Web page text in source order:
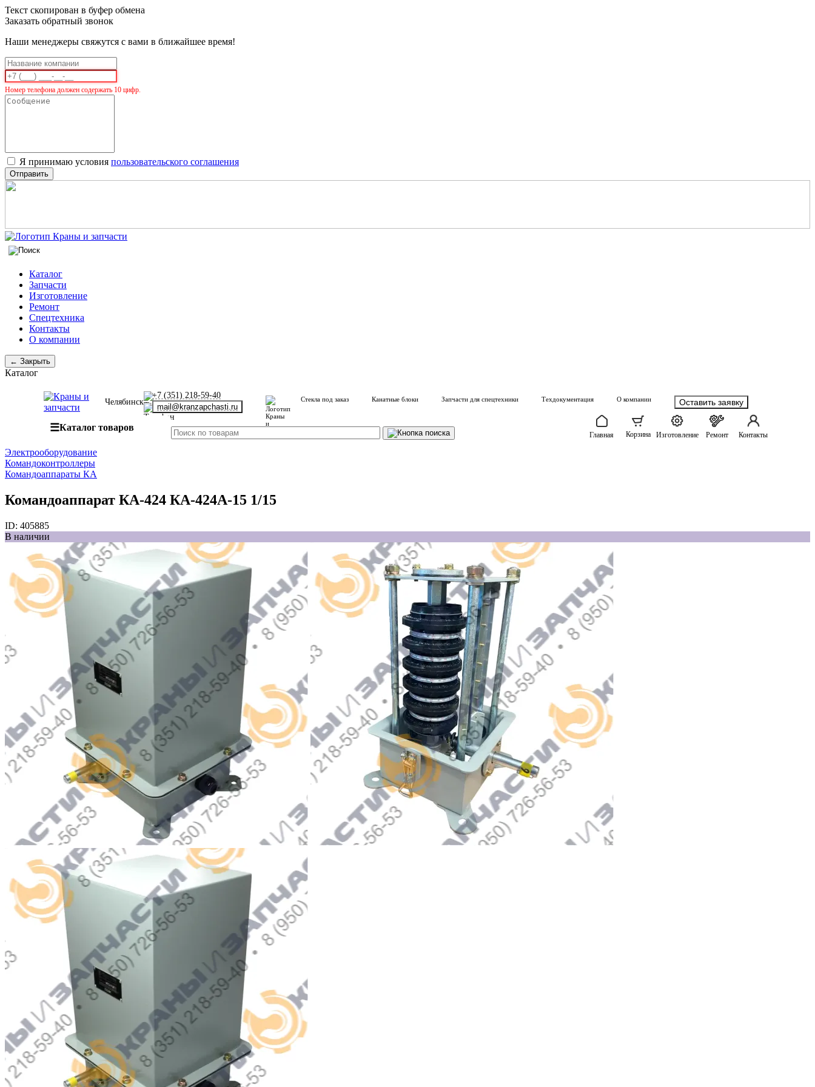
Текст скопирован в буфер обмена
Заказать обратный звонок
Наши менеджеры свяжутся с вами в ближайшее время!
Номер телефона должен содержать 10 цифр.
Я принимаю условия пользовательского соглашения
Отправить
Каталог
Запчасти
Изготовление
Ремонт
Спецтехника
Контакты
О компании
← Закрыть
Каталог
Челябинск
+7 (351) 218-59-40
mail@kranzapchasti.ru
Стекла под заказ Канатные блоки Запчасти для спецтехники Техдокументация О компании Оставить заявку
☰Каталог товаров
Главная Корзина Изготовление Ремонт Контакты
Электрооборудование
Командоконтроллеры
Командоаппараты КА
Командоаппарат КА-424 КА-424А-15 1/15
ID: 405885
В наличии